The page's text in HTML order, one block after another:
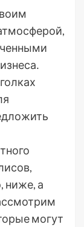
ниже, а
могут